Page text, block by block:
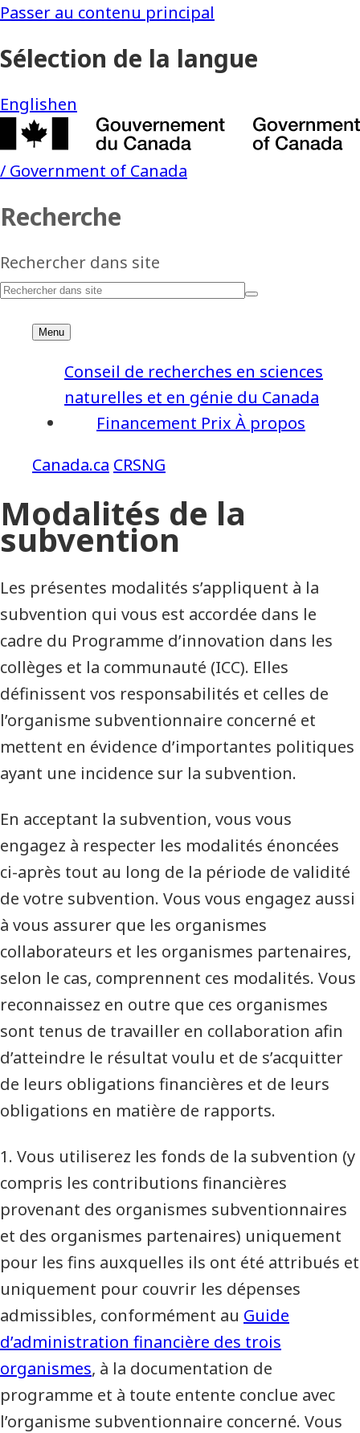
CRSNG
Financement Prix À propos
Conseil de recherches en sciences
naturelles et en génie du Canada
Modalités de la
subvention
Les présentes modalités s’appliquent à la
subvention qui vous est accordée dans le
cadre du Programme d’innovation dans les
collèges et la communauté (ICC). Elles
définissent vos responsabilités et celles de
l’organisme subventionnaire concerné et
mettent en évidence d’importantes politiques
ayant une incidence sur la subvention.
En acceptant la subvention, vous vous
engagez à respecter les modalités énoncées
ci-après tout au long de la période de validité
de votre subvention. Vous vous engagez aussi
à vous assurer que les organismes
collaborateurs et les organismes partenaires,
selon le cas, comprennent ces modalités. Vous
reconnaissez en outre que ces organismes
sont tenus de travailler en collaboration afin
d’atteindre le résultat voulu et de s’acquitter
de leurs obligations financières et de leurs
obligations en matière de rapports.
1. Vous utiliserez les fonds de la subvention (y
compris les contributions financières
provenant des organismes subventionnaires
et des organismes partenaires) uniquement
pour les fins auxquelles ils ont été attribués et
uniquement pour couvrir les dépenses
admissibles, conformément au Guide
d’administration financière des trois
organismes, à la documentation de
programme et à toute entente conclue avec
l’organisme subventionnaire concerné. Vous